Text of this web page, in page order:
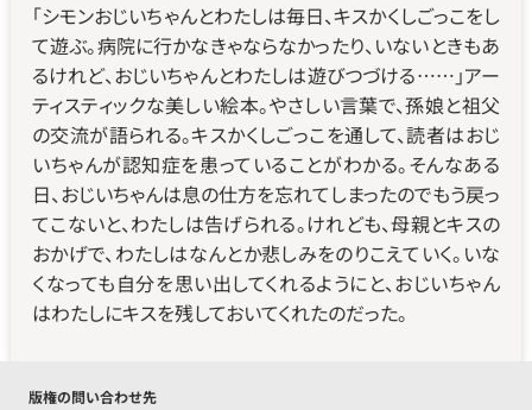
「シモンおじいちゃんとわたしは毎日、キスかくしごっこをし
て遊ぶ。病院に行かなきゃならなかったり、いないときもあ
るけれど、おじいちゃんとわたしは遊びつづける……」アー
ティスティックな美しい絵本。やさしい言葉で、孫娘と祖父
の交流が語られる。キスかくしごっこを通して、読者はおじ
いちゃんが認知症を患っていることがわかる。そんなある
日、おじいちゃんは息の仕方を忘れてしまったのでもう戻っ
てこないと、わたしは告げられる。けれども、母親とキスの
おかげで、わたしはなんとか悲しみをのりこえていく。いな
くなっても自分を思い出してくれるようにと、おじいちゃん
はわたしにキスを残しておいてくれたのだった。
版権の問い合わせ先